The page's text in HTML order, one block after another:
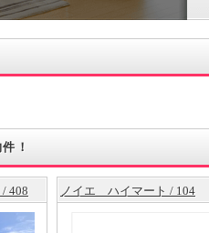
！
408 ノイエ ハイマート / 104